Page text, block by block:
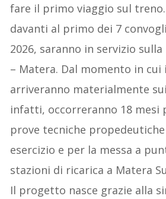
fare il primo viaggio sul
davanti al primo dei 7
2026, saranno in servizio
– Matera. Dal momento in cui
arriveranno materialmente
infatti, occorreranno 18 mesi
prove tecniche
esercizio e per la messa a
stazioni di ricarica a Matera
Il progetto nasce grazie alla